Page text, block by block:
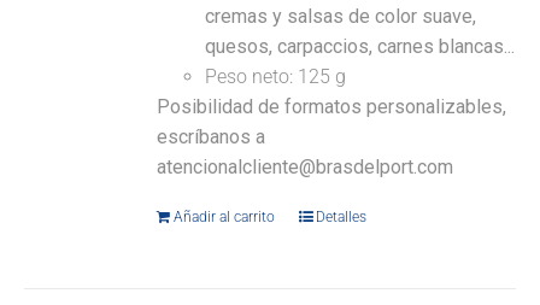
cremas y salsas de color suave,
quesos, carpaccios, carnes blancas...
Peso neto: 125 g
Posibilidad de formatos personalizables,
escríbanos a
atencionalcliente@brasdelport.com
Añadir al carrito Detalles